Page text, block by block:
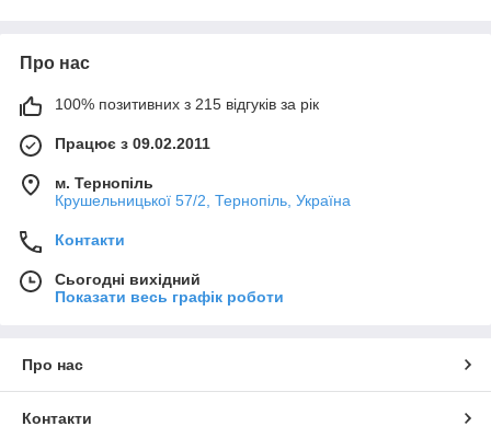
Про нас
100% позитивних з 215 відгуків за рік
Працює з 09.02.2011
м. Тернопіль
Крушельницької 57/2, Тернопіль, Україна
Контакти
Сьогодні вихідний
Показати весь графік роботи
Про нас
Контакти